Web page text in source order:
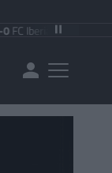
1999 Shamrock